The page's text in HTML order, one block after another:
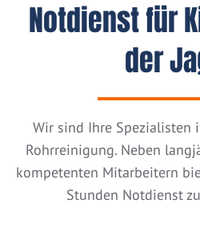
Notdienst für
der
Wir sind Ihre Spezialisten
Rohrreinigung. Neben
kompetenten Mitarbeitern
Stunden Notdienst